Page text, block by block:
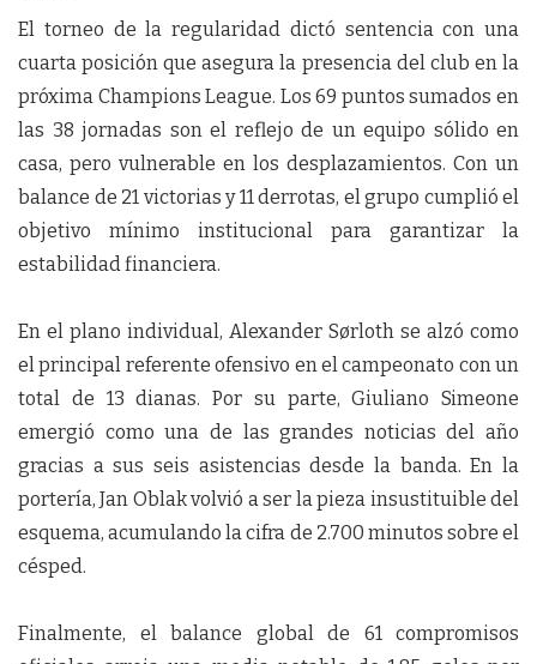
El torneo de la regularidad dictó sentencia con una
cuarta posición que asegura la presencia del club en la
próxima Champions League. Los 69 puntos sumados en
las 38 jornadas son el reflejo de un equipo sólido en
casa, pero vulnerable en los desplazamientos. Con un
balance de 21 victorias y 11 derrotas, el grupo cumplió el
objetivo mínimo institucional para garantizar la
estabilidad financiera.
En el plano individual, Alexander Sørloth se alzó como
el principal referente ofensivo en el campeonato con un
total de 13 dianas. Por su parte, Giuliano Simeone
emergió como una de las grandes noticias del año
gracias a sus seis asistencias desde la banda. En la
portería, Jan Oblak volvió a ser la pieza insustituible del
esquema, acumulando la cifra de 2.700 minutos sobre el
césped.
Finalmente, el balance global de 61 compromisos